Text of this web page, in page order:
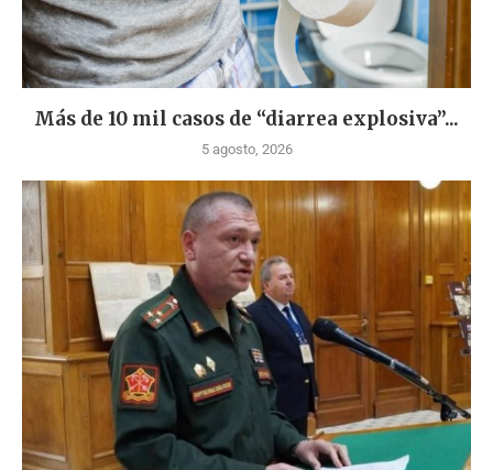
Más de 10 mil casos de “diarrea explosiva”...
5 agosto, 2026